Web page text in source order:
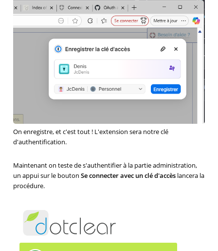
On enregistre, et c'est tout ! L'extension sera notre clé
d'authentification.
Maintenant on teste de s'authentifier à la partie administration,
un appui sur le bouton Se connecter avec un clé d'accèslancera la
procédure.